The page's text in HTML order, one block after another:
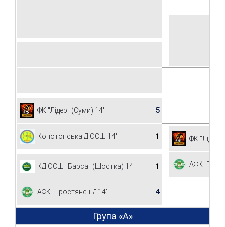
ФК "Лідер" (Суми) 14' 5
Конотопська ДЮСШ 14' 1
КДЮСШ "Барса" (Шостка) 14' 1
АФК "Тростянець" 14' 4
ФК
АФК
Група «А»